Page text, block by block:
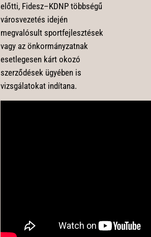
előtti, Fidesz–KDNP többségű
városvezetés idején
megvalósult sportfejlesztések
vagy az önkormányzatnak
esetlegesen kárt okozó
szerződések ügyében is
vizsgálatokat indítana.